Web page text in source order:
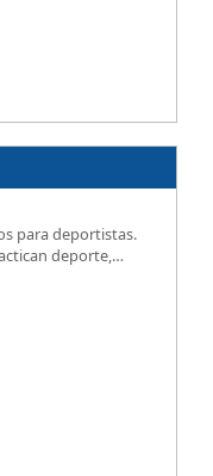
para deportistas.
deporte,